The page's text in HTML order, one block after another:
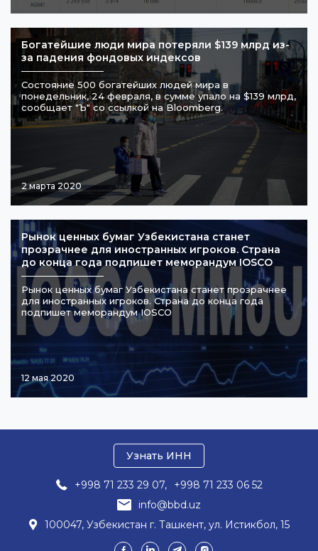
Богатейшие люди мира потеряли $139 млрд из-
за падения фондовых индексов
Состояние 500 богатейших людей мира в
понедельник, 24 февраля, в сумме упало на $139 млрд,
сообщает "Ъ" со ссылкой на Bloomberg.
2 марта 2020
Рынок ценных бумаг Узбекистана станет
прозрачнее для иностранных игроков. Страна
до конца года подпишет меморандум IOSCO
Рынок ценных бумаг Узбекистана станет прозрачнее
для иностранных игроков. Страна до конца года
подпишет меморандум IOSCO
12 мая 2020
Узнать ИНН
+998 71 233 29 07,
+998 71 233 06 52
info@bbd.uz
100047, Узбекистан г. Ташкент, ул. Истикбол, 15